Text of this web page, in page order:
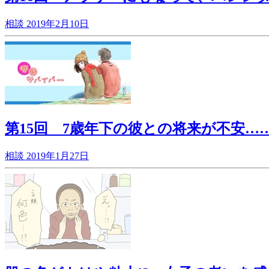
相談 2019年2月10日
第15回 7歳年下の彼との将来が不安
相談 2019年1月27日